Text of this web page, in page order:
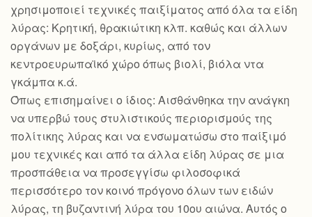
χρησιμοποιεί τεχνικές παιξίματος από όλα τα είδη
λύρας: Kρητική, θρακιώτικη κλπ. καθώς και άλλων
οργάνων με δοξάρι, κυρίως, από τον
κεντροευρωπαϊκό χώρο όπως βιολί, βιόλα ντα
γκάμπα κ.ά.
Όπως επισημαίνει ο ίδιος: Αισθάνθηκα την ανάγκη
να υπερβώ τους στυλιστικούς περιορισμούς της
πολίτικης λύρας και να ενσωματώσω στο παίξιμό
μου τεχνικές και από τα άλλα είδη λύρας σε μια
προσπάθεια να προσεγγίσω φιλοσοφικά
περισσότερο τον κοινό πρόγονο όλων των ειδών
λύρας, τη βυζαντινή λύρα του 10ου αιώνα. Αυτός ο